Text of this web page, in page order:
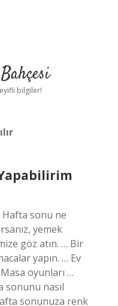
bilgiler!
Hafta sonu ne
yemek
göz atın. … Bir
yapın. … Ev
oyunları …
sonunu nasıl
sonunuza renk